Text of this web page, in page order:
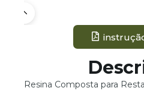
Resina Composta para